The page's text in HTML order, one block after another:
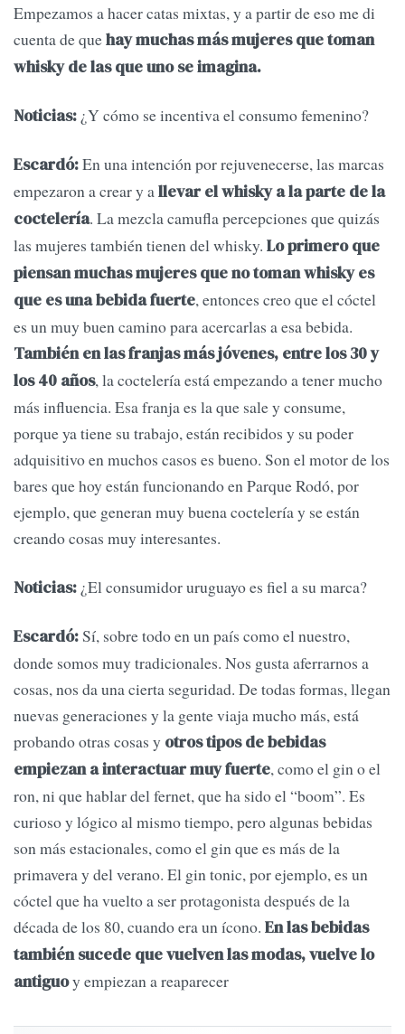
Empezamos a hacer catas mixtas, y a partir de eso me di
cuenta de quehay muchas más mujeres que toman
whisky de las que uno se imagina.
Noticias: ¿Y cómo se incentiva el consumo femenino?
Escardó:En una intención por rejuvenecerse, las marcas
empezaron a crear y allevar el whisky a la parte de la
coctelería. La mezcla camufla percepciones que quizás
las mujeres también tienen del whisky. Lo primero que
piensan muchas mujeres que no toman whisky es
que es una bebida fuerte, entonces creo que el cóctel
es un muy buen camino para acercarlas a esa bebida.
También en las franjas más jóvenes, entre los 30 y
los 40 años, la coctelería está empezando a tener mucho
más influencia. Esa franja es la que sale y consume,
porque ya tiene su trabajo, están recibidos y su poder
adquisitivo en muchos casos es bueno. Son el motor de los
bares que hoy están funcionando en Parque Rodó, por
ejemplo, que generan muy buena coctelería y se están
creando cosas muy interesantes.
Noticias: ¿El consumidor uruguayo es fiel a su marca?
Escardó:Sí, sobre todo en un país como el nuestro,
donde somos muy tradicionales. Nos gusta aferrarnos a
cosas, nos da una cierta seguridad. De todas formas, llegan
nuevas generaciones y la gente viaja mucho más, está
probando otras cosas y otros tipos de bebidas
empiezan a interactuar muy fuerte, como el gin o el
ron, ni que hablar del fernet, que ha sido el “boom”. Es
curioso y lógico al mismo tiempo, pero algunas bebidas
son más estacionales, como el gin que es más de la
primavera y del verano. El gin tonic, por ejemplo, es un
cóctel que ha vuelto a ser protagonista después de la
década de los 80, cuando era un ícono. En las bebidas
también sucede que vuelven las modas, vuelve lo
antiguoy empiezan a reaparecer